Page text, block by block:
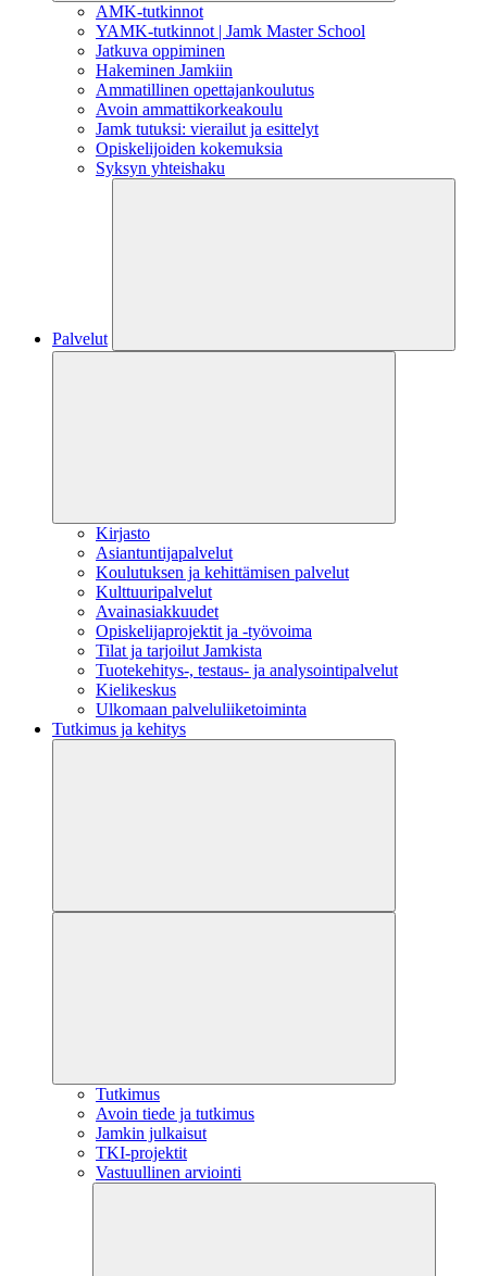
AMK-tutkinnot
YAMK-tutkinnot | Jamk Master School
Jatkuva oppiminen
Hakeminen Jamkiin
Ammatillinen opettajankoulutus
Avoin ammattikorkeakoulu
Jamk tutuksi: vierailut ja esittelyt
Opiskelijoiden kokemuksia
Syksyn yhteishaku
Palvelut
Kirjasto
Asiantuntijapalvelut
Koulutuksen ja kehittämisen palvelut
Kulttuuripalvelut
Avainasiakkuudet
Opiskelijaprojektit​ ja -työvoima
Tilat ja tarjoilut Jamkista
Tuotekehitys-, testaus- ja analysointipalvelut
Kielikeskus
Ulkomaan palveluliiketoiminta
Tutkimus ja kehitys
Tutkimus
Avoin tiede ja tutkimus
Jamkin julkaisut
TKI-projektit
Vastuullinen arviointi